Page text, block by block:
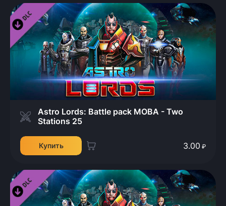
Astro Lords: Battle pack MOBA - Two
Stations 25
Купить 3.00 ₽